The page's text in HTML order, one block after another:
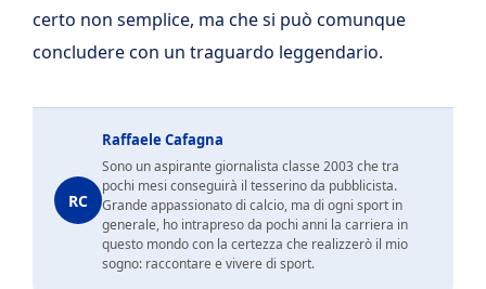
certo non semplice, ma che si può comunque
concludere con un traguardo leggendario.
RC
Raffaele Cafagna
Sono un aspirante giornalista classe 2003 che tra
pochi mesi conseguirà il tesserino da pubblicista.
Grande appassionato di calcio, ma di ogni sport in
generale, ho intrapreso da pochi anni la carriera in
questo mondo con la certezza che realizzerò il mio
sogno: raccontare e vivere di sport.